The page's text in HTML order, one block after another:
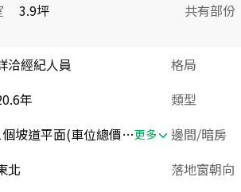
3.9坪 共有部份
洽經紀人員 格局
年 類型
1個坡道平面(車位總價：220萬)更多 邊間/暗房
北 落地窗朝向